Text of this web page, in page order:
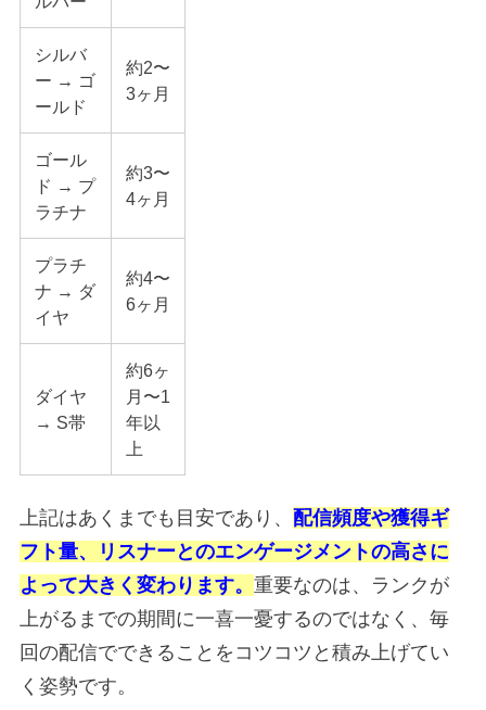
シルバ
ー → ゴ
ールド
約2〜
3ヶ月
ゴール
ド → プ
ラチナ
約3〜
4ヶ月
プラチ
ナ → ダ
イヤ
約4〜
6ヶ月
ダイヤ
→ S帯
約6ヶ
月〜1
年以
上
上記はあくまでも目安であり、 配信頻度や獲得ギ
フト量、リスナーとのエンゲージメントの高さに
よって大きく変わります。 重要なのは、ランクが
上がるまでの期間に一喜一憂するのではなく、毎
回の配信でできることをコツコツと積み上げてい
く姿勢です。